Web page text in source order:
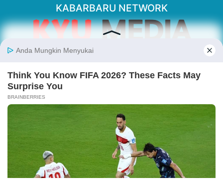
KABARBARU NETWORK
Kabarbaru.co menyajikan berita aktual dan
Follow Kabarbaru